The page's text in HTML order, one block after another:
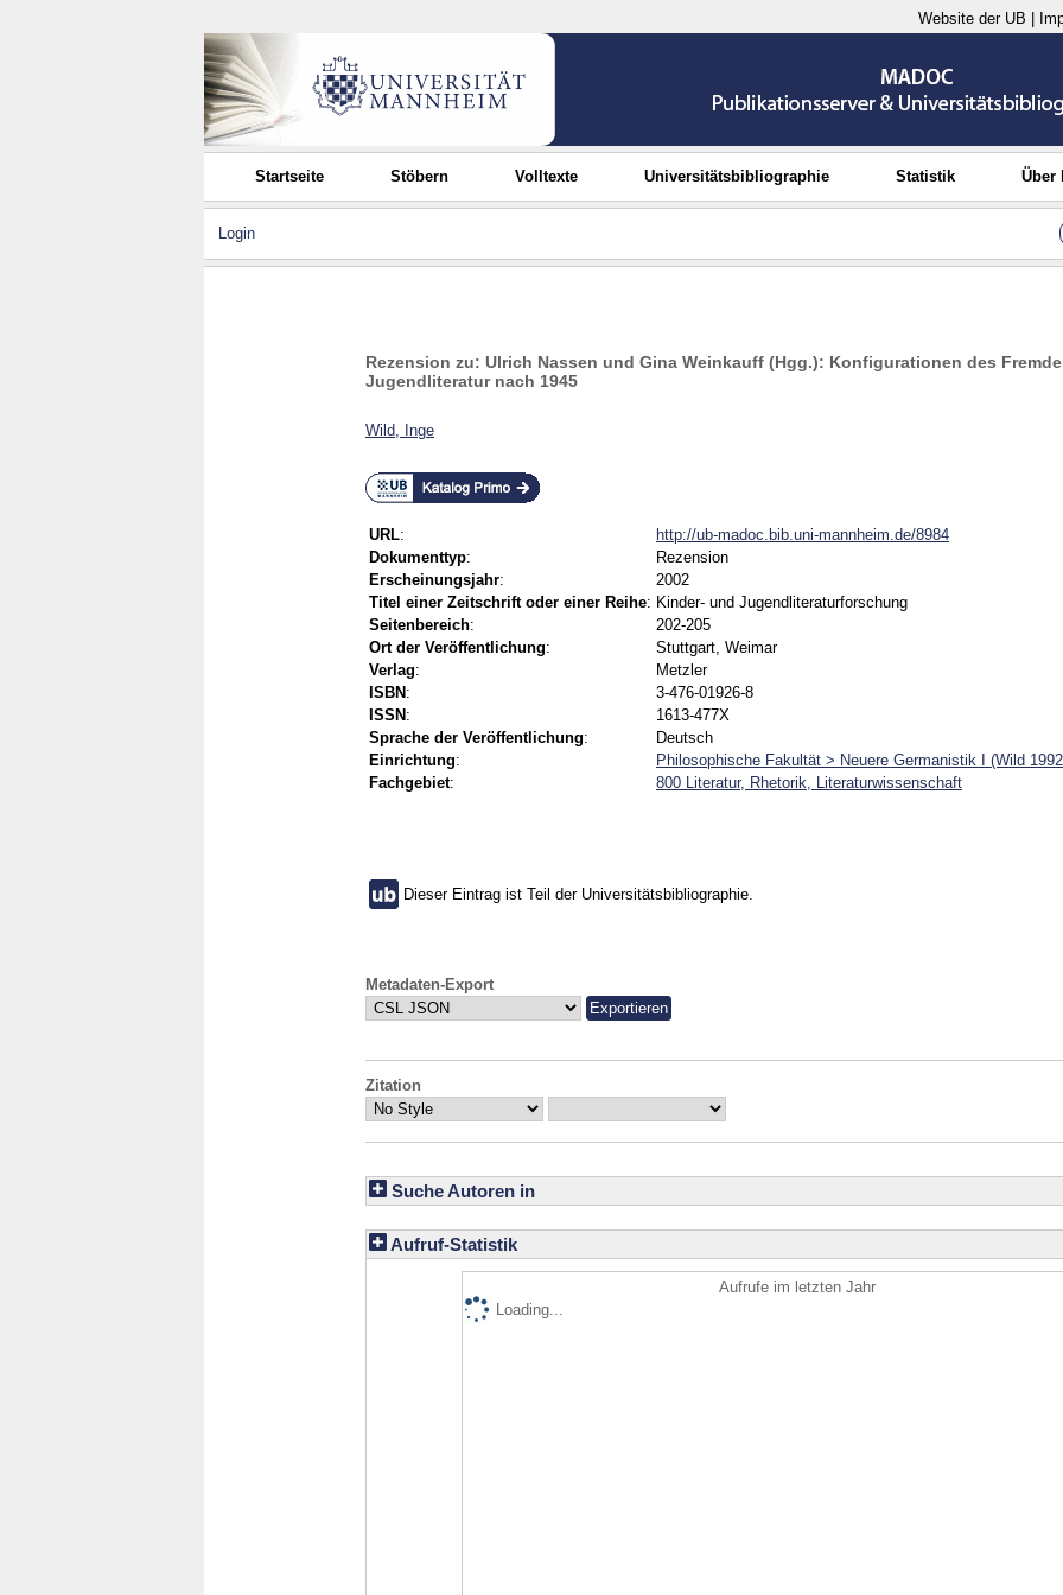
Website der UB
Startseite Stöbern Volltexte Universitätsbibliographie Statistik Über
Login
Rezension zu: Ulrich Nassen und Gina Weinkauff (Hgg.): Konfigurationen des
Jugendliteratur nach 1945
Wild, Inge
URL:
http://ub-madoc.bib.uni-mannheim.de/8984
Dokumenttyp:
Rezension
Erscheinungsjahr:
2002
Titel einer Zeitschrift oder einer Reihe: Kinder- und Jugendliteraturforschung
Seitenbereich:
202-205
Ort der Veröffentlichung:
Stuttgart, Weimar
Verlag:
Metzler
ISBN :
3-476-01926-8
ISSN :
1613-477X
Sprache der Veröffentlichung:
Deutsch
Einrichtung:
Philosophische Fakultät > Neuere Germanistik I (Wild
Fachgebiet: 800 Literatur, Rhetorik, Literaturwissenschaft
Dieser Eintrag ist Teil der Universitätsbibliographie.
Metadaten-Export
Zitation
Suche Autoren in
Aufruf-Statistik
Aufrufe im letzten Jahr
Loading...